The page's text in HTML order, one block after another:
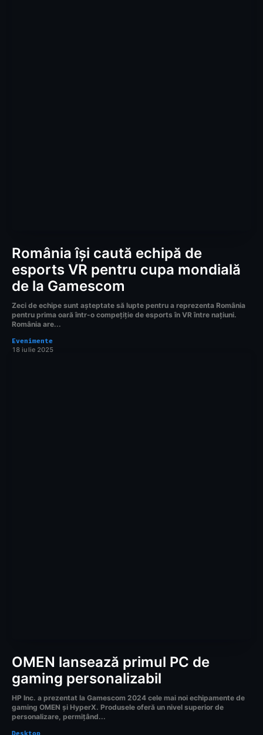
România își caută echipă de
esports VR pentru cupa mondială
de la Gamescom
Zeci de echipe sunt așteptate să lupte pentru a reprezenta România
pentru prima oară într-o compețiție de esports în VR între națiuni.
România are...
Evenimente
18 iulie 2025
OMEN lansează primul PC de
gaming personalizabil
HP Inc. a prezentat la Gamescom 2024 cele mai noi echipamente de
gaming OMEN și HyperX. Produsele oferă un nivel superior de
personalizare, permițând...